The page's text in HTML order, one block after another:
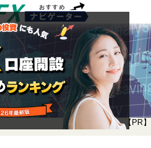
【PR】